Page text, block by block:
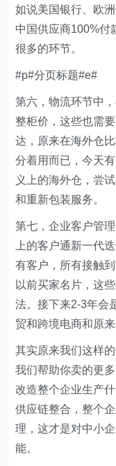
如说美国银行、欧
中国供应商100%付
很多的环节。
#p#分页标题#e#
第六，物流环节中
整柜价，这些也需
达，原来在海外仓
分着用而已，今天
义上的海外仓，尝
和重新包装服务。
第七，企业客户管
上的客户通新一代
有客户，所有接触
以前买家名片，这
法。接下来2-3年会
贸和跨境电商和原
其实原来我们这样的
我们帮助你卖的更
改造整个企业生产
供应链整合，整个
理，这才是对中小
能。